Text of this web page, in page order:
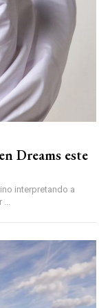
Dreams este
interpretando a
...